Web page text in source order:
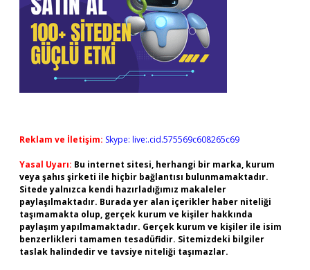
Reklam ve İletişim: Skype: live:.cid.575569c608265c69
Yasal Uyarı: Bu internet sitesi, herhangi bir marka, kurum
veya şahıs şirketi ile hiçbir bağlantısı bulunmamaktadır.
Sitede yalnızca kendi hazırladığımız makaleler
paylaşılmaktadır. Burada yer alan içerikler haber niteliği
taşımamakta olup, gerçek kurum ve kişiler hakkında
paylaşım yapılmamaktadır. Gerçek kurum ve kişiler ile isim
benzerlikleri tamamen tesadüfidir. Sitemizdeki bilgiler
taslak halindedir ve tavsiye niteliği taşımazlar.